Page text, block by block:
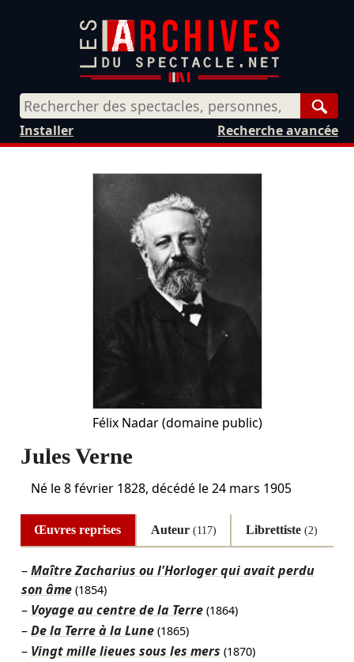
Recherche avancée
Installer
Félix Nadar(domaine public)
Jules Verne
Né le8 février 1828, décédé le24 mars 1905
Œuvres reprises Auteur (117) Librettiste(2)
Maître Zacharius ou l'Horloger qui avait perdu
son âme (1854)
Voyage au centre de la Terre (1864)
De la Terre à la Lune (1865)
Vingt mille lieues sous les mers (1870)